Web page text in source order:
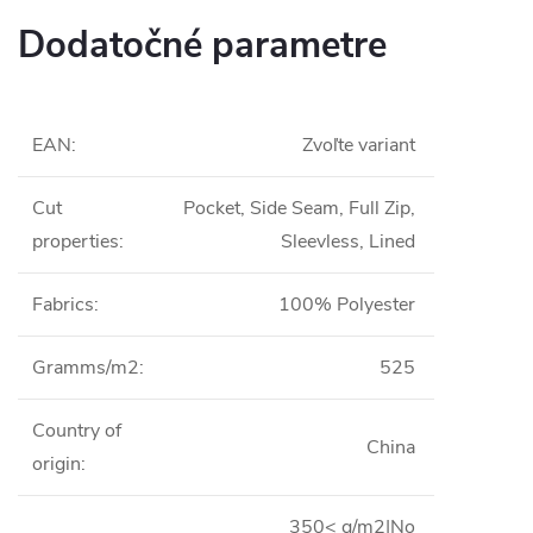
Dodatočné parametre
EAN: Zvoľte variant
Cut
properties:
Pocket, Side Seam, Full Zip,
Sleevless, Lined
Fabrics: 100% Polyester
Gramms/m2: 525
Country of
origin:
China
350< g/m2|No